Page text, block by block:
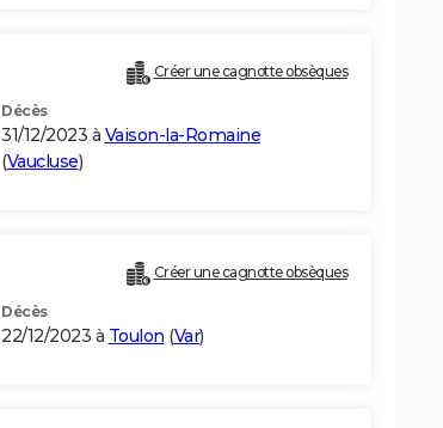
Créer une cagnotte obsèques
Décès
31/12/2023 à Vaison-la-Romaine
(Vaucluse)
Créer une cagnotte obsèques
Décès
22/12/2023 à Toulon (Var)